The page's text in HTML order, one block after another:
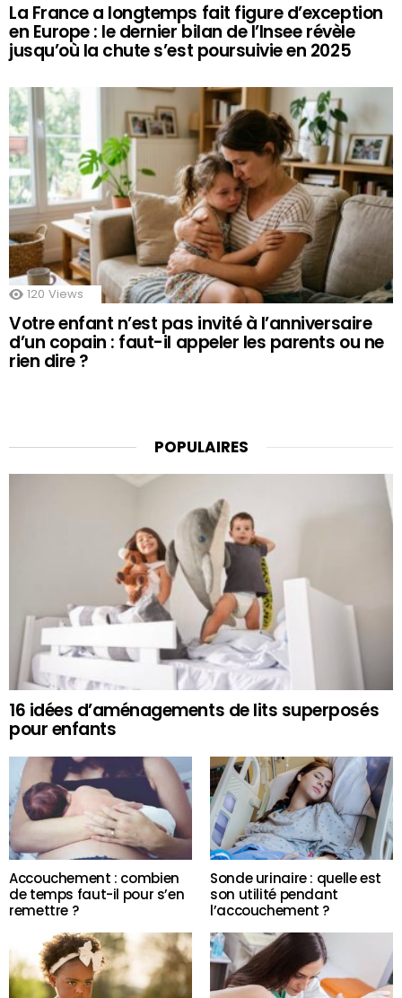
La France a longtemps fait figure d’exception
en Europe : le dernier bilan de l’Insee révèle
jusqu’où la chute s’est poursuivie en 2025
120 Views
Votre enfant n’est pas invité à l’anniversaire
d’un copain : faut-il appeler les parents ou ne
rien dire ?
POPULAIRES
16 idées d’aménagements de lits superposés
pour enfants
Accouchement : combien
de temps faut-il pour s’en
remettre ?
Sonde urinaire : quelle est
son utilité pendant
l’accouchement ?